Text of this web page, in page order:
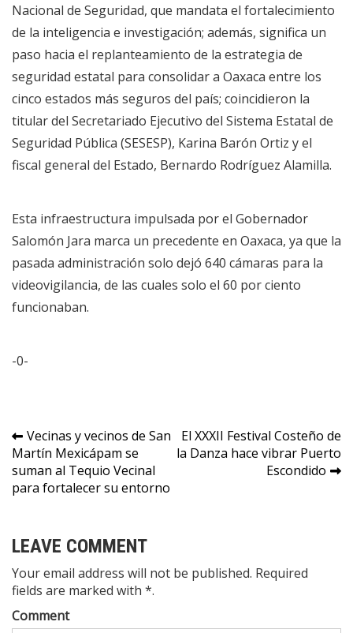
Nacional de Seguridad, que mandata el fortalecimiento
de la inteligencia e investigación; además, significa un
paso hacia el replanteamiento de la estrategia de
seguridad estatal para consolidar a Oaxaca entre los
cinco estados más seguros del país; coincidieron la
titular del Secretariado Ejecutivo del Sistema Estatal de
Seguridad Pública (SESESP), Karina Barón Ortiz y el
fiscal general del Estado, Bernardo Rodríguez Alamilla.
Esta infraestructura impulsada por el Gobernador
Salomón Jara marca un precedente en Oaxaca, ya que la
pasada administración solo dejó 640 cámaras para la
videovigilancia, de las cuales solo el 60 por ciento
funcionaban.
-0-
Navegación
de
entradas
Vecinas y vecinos de San
Martín Mexicápam se
suman al Tequio Vecinal
para fortalecer su entorno
El XXXII Festival Costeño de
la Danza hace vibrar Puerto
Escondido
LEAVE COMMENT
Your email address will not be published. Required
fields are marked with *.
Comment